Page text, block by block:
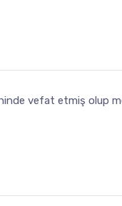
vefat etmiş olup